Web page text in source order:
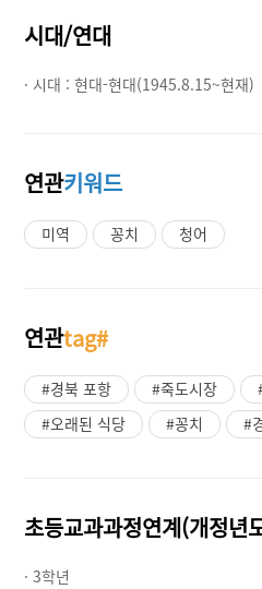
시대/연대
· 시대 :현대-현대(1945.8.15~현재)
연관키워드
미역 꽁치 청어
연관tag#
#경북 포항 #죽도시장
#오래된 식당
#꽁치 #
초등교과과정연계(개정년
· 3학년